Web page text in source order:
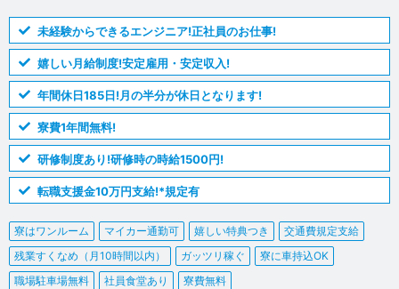
未経験からできるエンジニア!正社員のお仕事!
嬉しい月給制度!安定雇用・安定収入!
年間休日185日!月の半分が休日となります!
寮費1年間無料!
研修制度あり!研修時の時給1500円!
転職支援金10万円支給!*規定有
寮はワンルーム マイカー通勤可 嬉しい特典つき
交通費規定支給
残業すくなめ（月10時間以内）
ガッツリ稼ぐ
寮に車持込OK
職場駐車場無料
社員食堂あり 寮費無料